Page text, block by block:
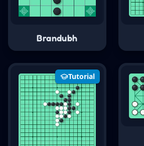
Brandubh
Tutorial